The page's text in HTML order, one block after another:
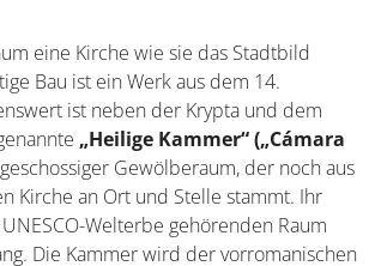
eine Kirche wie sie das Stadtbild
Bau ist ein Werk aus dem 14.
ist neben der Krypta und dem
„Heilige Kammer“ („Cámara
Gewölberaum, der noch aus
Kirche an Ort und Stelle stammt. Ihr
Welterbe gehörenden Raum
Die Kammer wird der vorromanischen